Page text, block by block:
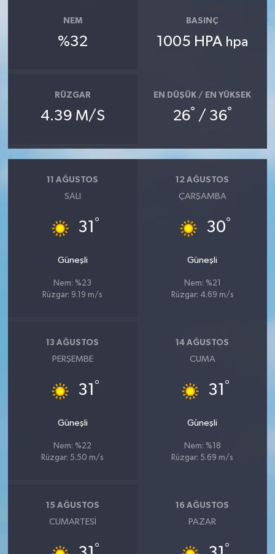
NEM
%32
BASINÇ
1005 HPA hpa
RÜZGAR
4.39 M/S
EN DÜŞÜK / EN YÜKSEK
26° / 36°
11 AĞUSTOS
SALI
31 °
Güneşli
Nem: %23
Rüzgar: 9.19 m/s
12 AĞUSTOS
ÇARŞAMBA
30°
Güneşli
Nem: %21
Rüzgar: 4.69 m/s
13 AĞUSTOS
PERŞEMBE
31 °
Güneşli
Nem: %22
Rüzgar: 5.50 m/s
14 AĞUSTOS
CUMA
31 °
Güneşli
Nem: %18
Rüzgar: 5.69 m/s
15 AĞUSTOS
CUMARTESI
°
16 AĞUSTOS
PAZAR
°